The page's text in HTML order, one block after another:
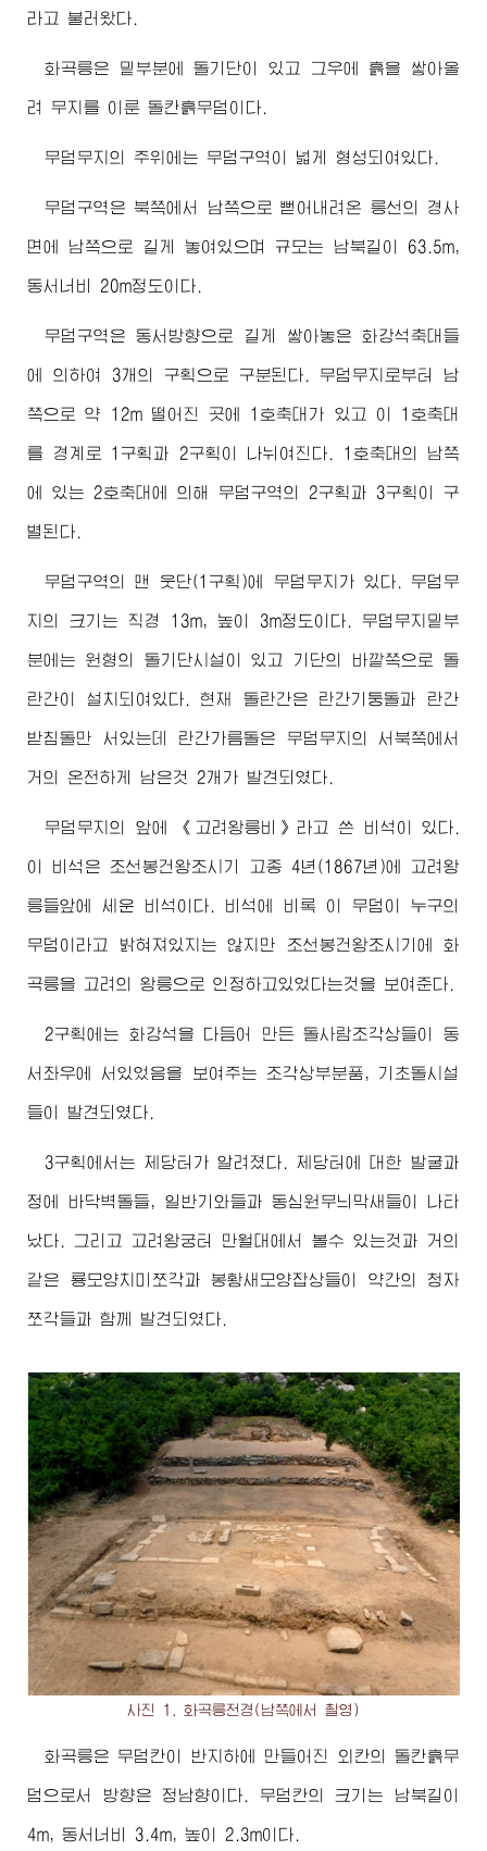
라고 불러왔다.
화곡릉은 밑부분에 돌기단이 있고 그우에 흙을 쌓아올
려 무지를 이룬 돌칸흙무덤이다.
무덤무지의 주위에는 무덤구역이 넓게 형성되여있다.
무덤구역은 북쪽에서 남쪽으로 뻗어내려온 릉선의 경사
면에 남쪽으로 길게 놓여있으며 규모는 남북길이 63.5m,
동서너비 20m정도이다.
무덤구역은 동서방향으로 길게 쌓아놓은 화강석축대들
에 의하여 3개의 구획으로 구분된다. 무덤무지로부터 남
쪽으로 약 12m 떨어진 곳에 1호축대가 있고 이 1호축대
를 경계로 1구획과 2구획이 나뉘여진다. 1호축대의 남쪽
에 있는 2호축대에 의해 무덤구역의 2구획과 3구획이 구
별된다.
무덤구역의 맨 웃단(1구획)에 무덤무지가 있다. 무덤무
지의 크기는 직경 13m, 높이 3m정도이다. 무덤무지밑부
분에는 원형의 돌기단시설이 있고 기단의 바깥쪽으로 돌
란간이 설치되여있다. 현재 돌란간은 란간기둥돌과 란간
받침돌만 서있는데 란간가름돌은 무덤무지의 서북쪽에서
거의 온전하게 남은것 2개가 발견되였다.
무덤무지의 앞에 《고려왕릉비》라고 쓴 비석이 있다.
이 비석은 조선봉건왕조시기 고종 4년(1867년)에 고려왕
릉들앞에 세운 비석이다. 비석에 비록 이 무덤이 누구의
무덤이라고 밝혀져있지는 않지만 조선봉건왕조시기에 화
곡릉을 고려의 왕릉으로 인정하고있었다는것을 보여준다.
2구획에는 화강석을 다듬어 만든 돌사람조각상들이 동
서좌우에 서있었음을 보여주는 조각상부분품, 기초돌시설
들이 발견되였다.
3구획에서는 제당터가 알려졌다. 제당터에 대한 발굴과
정에 바닥벽돌들, 일반기와들과 동심원무늬막새들이 나타
났다. 그리고 고려왕궁터 만월대에서 볼수 있는것과 거의
같은 룡모양치미쪼각과 봉황새모양잡상들이 약간의 청자
쪼각들과 함께 발견되였다.
사진 1. 화곡릉전경(남쪽에서 촬영)
화곡릉은 무덤칸이 반지하에 만들어진 외칸의 돌칸흙무
덤으로서 방향은 정남향이다. 무덤칸의 크기는 남북길이
4m, 동서너비 3.4m, 높이 2.3m이다.